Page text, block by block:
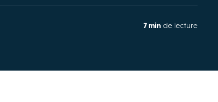
7 min de lecture